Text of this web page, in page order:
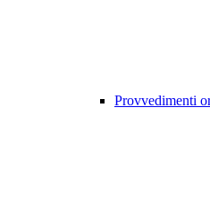
Provvedimenti